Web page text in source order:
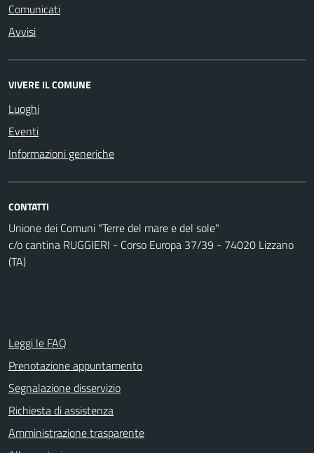
Comunicati
Avvisi
VIVERE IL COMUNE
Luoghi
Eventi
Informazioni generiche
CONTATTI
Unione dei Comuni "Terre del mare e del sole"
c/o cantina RUGGIERI - Corso Europa 37/39 - 74020 Lizzano
(TA)
Leggi le FAQ
Prenotazione appuntamento
Segnalazione disservizio
Richiesta di assistenza
Amministrazione trasparente